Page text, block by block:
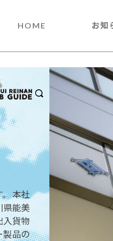
HOME お知
本社
県能美
入貨物
製品の